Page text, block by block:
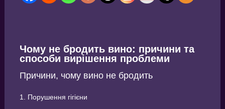
Чому не бродить вино: причини та
способи вирішення проблеми
Причини, чому вино не бродить
1. Порушення гігієни